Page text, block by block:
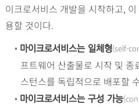
이크로서비스 개발을 시작하고,
용할 것이다.
• 마이크로서비스는 일체형(self-
프트웨어 산출물로 시작 및
스턴스를 독립적으로 배포할
• 마이크로서비스는 구성 가능